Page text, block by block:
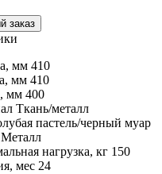
заказ
мм 410
мм 410
мм 400
Ткань/металл
пастель/черный муар
Металл
нагрузка, кг 150
мес 24